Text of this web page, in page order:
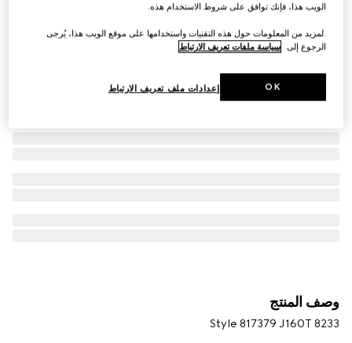
وصف المنتج
Style ‎817379 J160T 8233
الويب هذا، فإنك توافق على شروط الاستخدام هذه.
.لمزيد من المعلومات حول هذه التقنيات واستخدامها على موقع الويب هذا، يُرجى
الرجوع إلى سياسة ملفات تعريف الارتباط
إعدادات ملف تعريف الارتباط OK